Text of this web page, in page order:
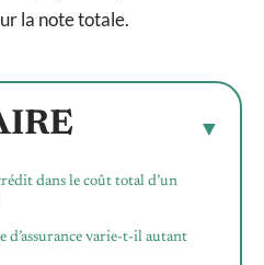
la note totale.
dans le coût total d’un
d’assurance varie-t-il autant